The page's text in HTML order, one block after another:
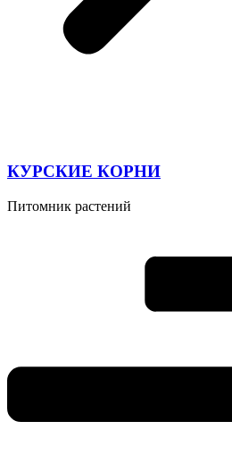
КУРСКИЕ КОРНИ
Питомник растений